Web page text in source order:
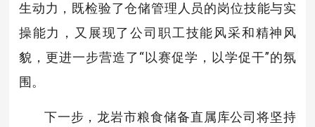
生动力，既检验了仓储管理人员的岗位技能与实
操能力，又展现了公司职工技能风采和精神风
貌，更进一步营造了“以赛促学，以学促干”的氛
围。
下一步，龙岩市粮食储备直属库公司将坚持